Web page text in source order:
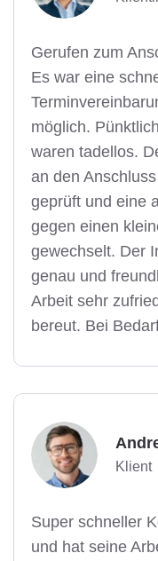
Gerufen zum
Es war eine
möglich.
waren tadellos.
an den
geprüft und eine
gegen einen
gewechselt. Der
genau und
Arbeit sehr
bereut. Bei
Klient
Super schneller
und hat seine